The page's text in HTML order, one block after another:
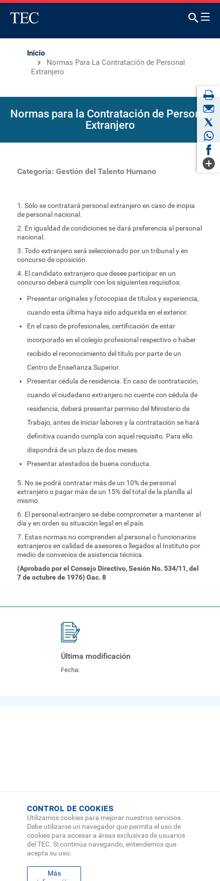
Inicio
Normas Para La Contratación de Personal
Extranjero
Normas para la Contratación de Personal
Extranjero
Categoría: Gestión del Talento Humano
1. Sólo se contratará personal extranjero en caso de inopia
de personal nacional.
2. En igualdad de condiciones se dará preferencia al personal
nacional.
3. Todo extranjero será seleccionado por un tribunal y en
concurso de oposición.
4. El candidato extranjero que desee participar en un
concurso deberá cumplir con los siguientes requisitos:
Presentar originales y fotocopias de títulos y experiencia,
cuando esta última haya sido adquirida en el exterior.
En el caso de profesionales, certificación de estar
incorporado en el colegio profesional respectivo o haber
recibido el reconocimiento del título por parte de un
Centro de Enseñanza Superior.
Presentar cédula de residencia. En caso de contratación,
cuando el ciudadano extranjero no cuente con cédula de
residencia, deberá presentar permiso del Ministerio de
Trabajo, antes de iniciar labores y la contratación se hará
definitiva cuando cumpla con aquel requisito. Para ello
dispondrá de un plazo de dos meses.
Presentar atestados de buena conducta.
5. No se podrá contratar más de un 10% de personal
extranjero o pagar más de un 15% del total de la planilla al
mismo.
6. El personal extranjero se debe comprometer a mantener al
día y en orden su situación legal en el país.
7. Estas normas no comprenden al personal o funcionarios
extranjeros en calidad de asesores o llegados al Instituto por
medio de convenios de asistencia técnica.
(Aprobado por el Consejo Directivo, Sesión No. 534/11, del
7 de octubre de 1976) Gac. 8
Última modificación
Fecha:
CONTROL DE COOKIES
Utilizamos cookies para mejorar nuestros servicios.
Debe utilizarse un navegador que permita el uso de
cookies para accesar a áreas exclusivas de usuarios
del TEC. Si continúa navegando, entendemos que
acepta su uso.
Más